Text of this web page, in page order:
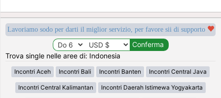
Lavoriamo sodo per darti il miglior servizio, per favore sii di supporto
Trova single nelle aree di: Indonesia
Incontri Aceh Incontri Bali Incontri Banten Incontri Central Java
Incontri Central Kalimantan Incontri Daerah Istimewa Yogyakarta